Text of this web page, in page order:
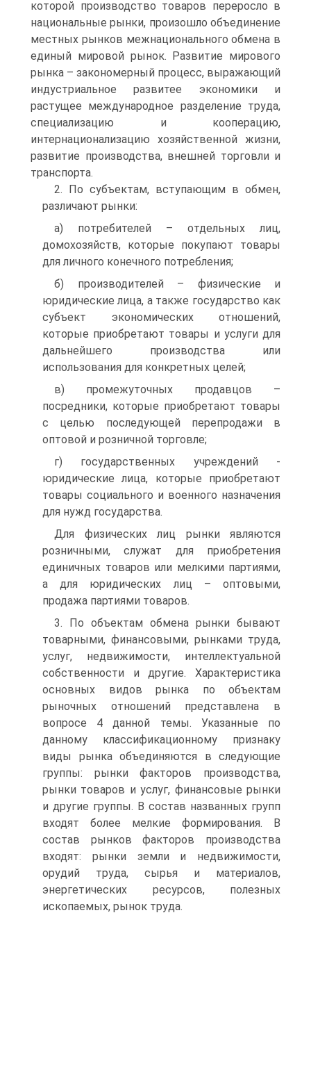
которой производство товаров переросло в
национальные рынки, произошло объединение
местных рынков межнационального обмена в
единый мировой рынок. Развитие мирового
рынка – закономерный процесс, выражающий
индустриальное развитее экономики и
растущее международное разделение труда,
специализацию и кооперацию,
интернационализацию хозяйственной жизни,
развитие производства, внешней торговли и
транспорта.
2. По субъектам, вступающим в обмен,
различают рынки:
а) потребителей – отдельных лиц,
домохозяйств, которые покупают товары
для личного конечного потребления;
б) производителей – физические и
юридические лица, а также государство как
субъект экономических отношений,
которые приобретают товары и услуги для
дальнейшего производства или
использования для конкретных целей;
в) промежуточных продавцов –
посредники, которые приобретают товары
с целью последующей перепродажи в
оптовой и розничной торговле;
г) государственных учреждений -
юридические лица, которые приобретают
товары социального и военного назначения
для нужд государства.
Для физических лиц рынки являются
розничными, служат для приобретения
единичных товаров или мелкими партиями,
а для юридических лиц – оптовыми,
продажа партиями товаров.
3. По объектам обмена рынки бывают
товарными, финансовыми, рынками труда,
услуг, недвижимости, интеллектуальной
собственности и другие. Характеристика
основных видов рынка по объектам
рыночных отношений представлена в
вопросе 4 данной темы. Указанные по
данному классификационному признаку
виды рынка объединяются в следующие
группы: рынки факторов производства,
рынки товаров и услуг, финансовые рынки
и другие группы. В состав названных групп
входят более мелкие формирования. В
состав рынков факторов производства
входят: рынки земли и недвижимости,
орудий труда, сырья и материалов,
энергетических ресурсов, полезных
ископаемых, рынок труда.